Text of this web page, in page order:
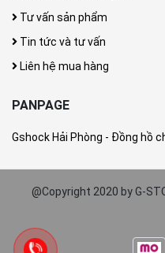
Tư vấn sản phẩm
Tin tức và tư vấn
Liên hệ mua hàng
PANPAGE
Gshock Hải Phòng - Đồng hồ
@Copyright 2020 by G-